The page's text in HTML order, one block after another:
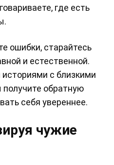
где есть
ошибки, старайтесь
и естественной.
с близкими
обратную
себя увереннее.
чужие